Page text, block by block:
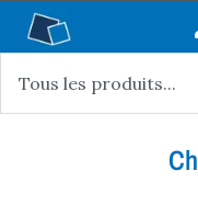
Aller
contenu